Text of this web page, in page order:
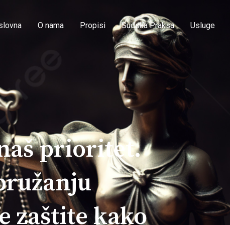
O nama Propisi Sudska Praksa Usluge
prioritet.
zaštite kako